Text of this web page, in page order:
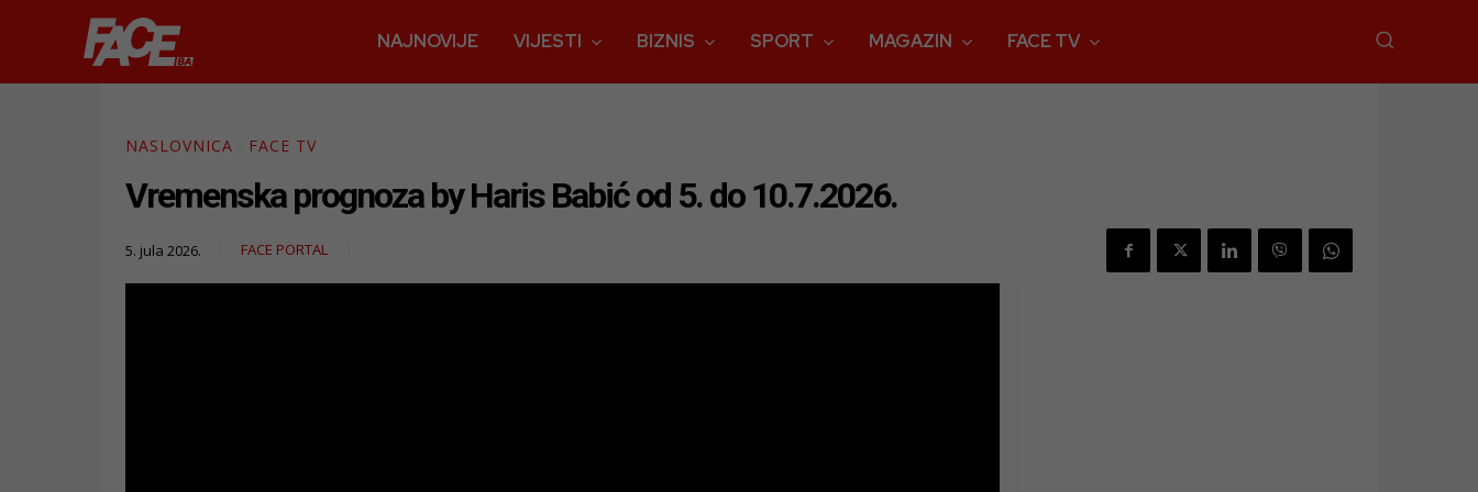
NAJNOVIJE VIJESTI BIZNIS SPORT MAGAZIN FACE TV
NASLOVNICA FACE TV
Vremenska prognoza by Haris Babić od 5. do 10.7.2026.
5. jula 2026. FACE PORTAL